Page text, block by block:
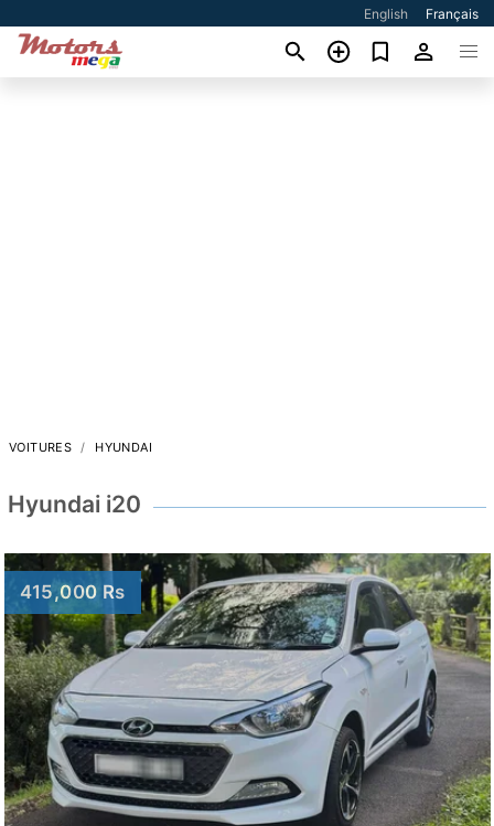
English Français
VOITURES HYUNDAI
Hyundai i20
415,000 Rs